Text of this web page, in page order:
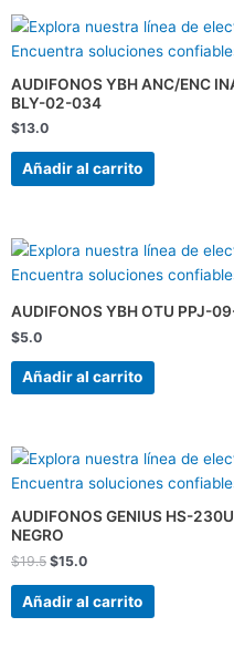
AUDIFONOS YBH ANC/ENC
BLY-02-034
$13.0
Añadir al carrito
AUDIFONOS YBH OTU PPJ-
$5.0
Añadir al carrito
AUDIFONOS GENIUS HS-
NEGRO
$19.5
El
original
era:
$19.5.
$15.0
El
actual
es:
$15.0.
Añadir al carrito